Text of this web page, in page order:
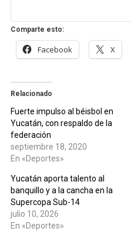
Comparte esto:
Facebook X
Relacionado
Fuerte impulso al béisbol en
Yucatán, con respaldo de la
federación
septiembre 18, 2020
En «Deportes»
Yucatán aporta talento al
banquillo y a la cancha en la
Supercopa Sub-14
julio 10, 2026
En «Deportes»